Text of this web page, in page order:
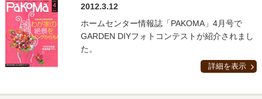
2012.3.12
ホームセンター情報誌「PAKOMA」4月号で
GARDEN DIYフォトコンテストが紹介されまし
た。
詳細を表示